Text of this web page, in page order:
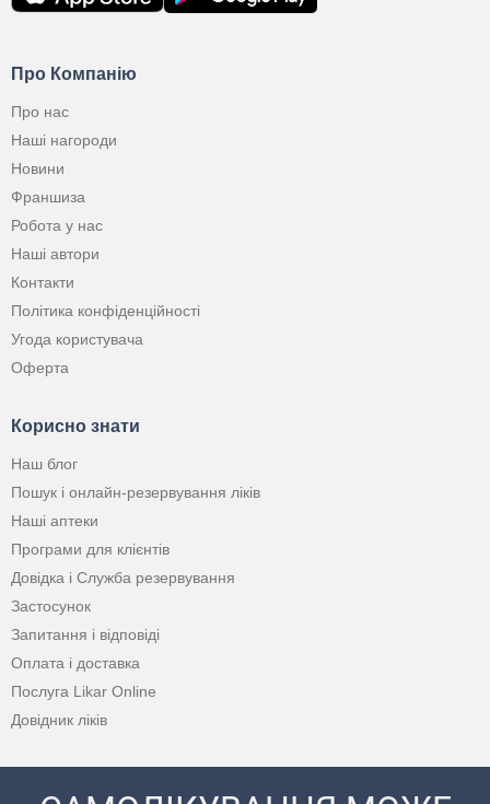
Про Компанію
Про нас
Наші нагороди
Новини
Франшиза
Робота у нас
Наші автори
Контакти
Політика конфіденційності
Угода користувача
Оферта
Корисно знати
Наш блог
Пошук і онлайн-резервування ліків
Наші аптеки
Програми для клієнтів
Довідка і Служба резервування
Застосунок
Запитання і відповіді
Оплата і доставка
Послуга Likar Online
Довідник ліків